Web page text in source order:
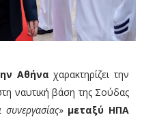
Αθήνα χαρακτηρίζει την
ναυτική βάση της Σούδας
» μεταξύ ΗΠΑ